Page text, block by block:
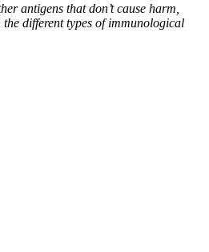
antigens that don’t cause harm,
different types of immunological